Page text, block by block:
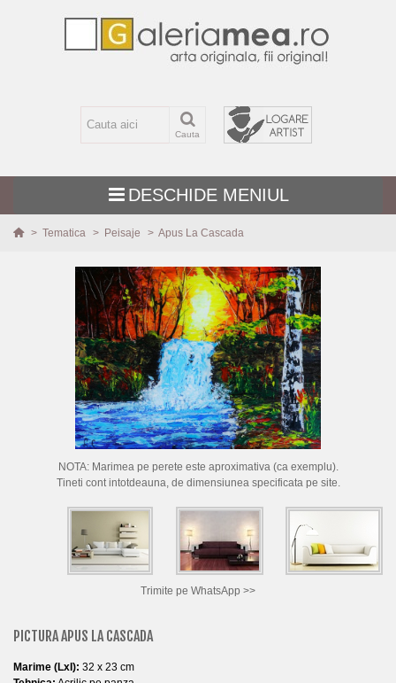
Cauta
DESCHIDE MENIUL
CUM CUMPAR TABLOURI
LISTA ARTISTI
CUM VAND TABLOURI
DESPRE NOI
PORTRETE LA COMANDA
> Tematica > Peisaje > Apus La Cascada
NOTA: Marimea pe perete este aproximativa (ca exemplu).
Tineti cont intotdeauna, de dimensiunea specificata pe site.
Trimite pe WhatsApp >>
PICTURA APUS LA CASCADA
Marime (LxI): 32 x 23 cm